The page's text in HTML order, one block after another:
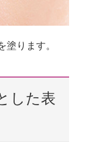
ります。
した表